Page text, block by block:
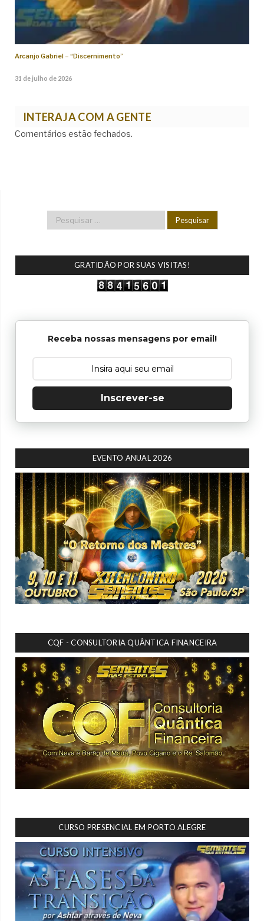
Arcanjo Gabriel – “Discernimento”
31 de julho de 2026
INTERAJA COM A GENTE
Comentários estão fechados.
GRATIDÃO POR SUAS VISITAS!
Receba nossas mensagens por email!
Inscrever-se
EVENTO ANUAL 2026
CQF - CONSULTORIA QUÂNTICA FINANCEIRA
CURSO PRESENCIAL EM PORTO ALEGRE